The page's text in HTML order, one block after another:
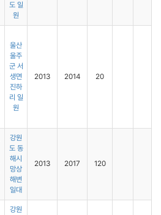
도 일
원
울산
울주
군 서
생면
진하
리 일
원
2013 2014 20
강원
도 동
해시
망상
해변
일대
2013 2017 120
강원